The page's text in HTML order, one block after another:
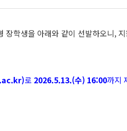
학생을 아래와 같이 선발하오니,
로 2026.5.13.(수) 16:00까지